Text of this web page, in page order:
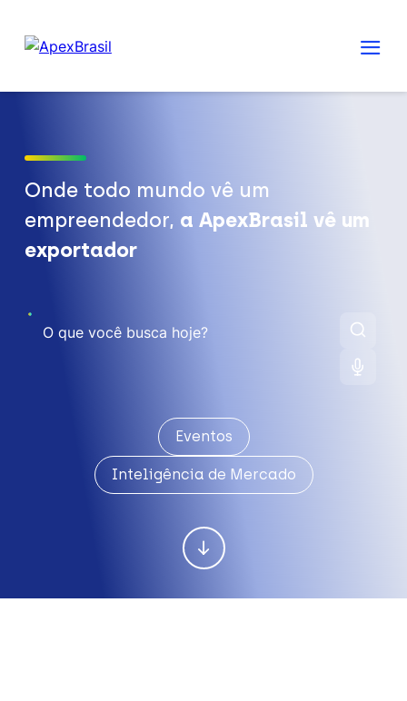
Onde todo mundo vê um
empreendedor, a ApexBrasil vê um
exportador
Eventos
Inteligência de Mercado